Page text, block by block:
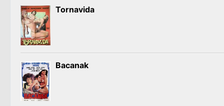
Tornavida
Bacanak